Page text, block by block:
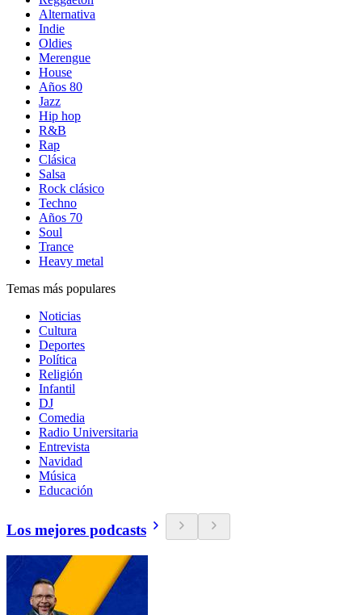
Alternativa
Indie
Oldies
Merengue
House
Años 80
Jazz
Hip hop
R&B
Rap
Clásica
Salsa
Rock clásico
Techno
Años 70
Soul
Trance
Heavy metal
Temas más populares
Noticias
Cultura
Deportes
Política
Religión
Infantil
DJ
Comedia
Radio Universitaria
Entrevista
Navidad
Música
Educación
Los mejores podcasts